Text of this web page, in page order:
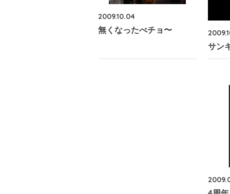
2009.10.04
無くなったべチョ〜
サン